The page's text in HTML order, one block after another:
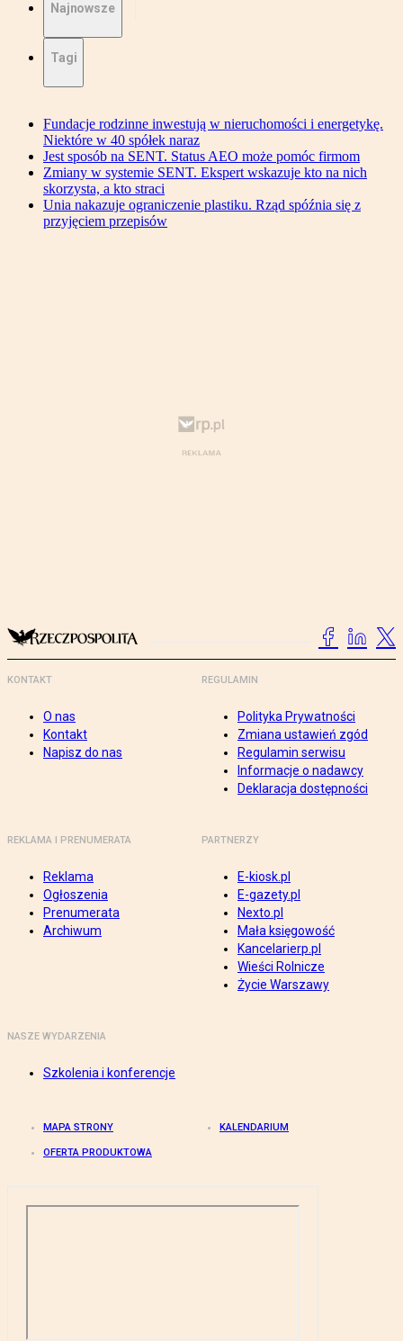
Najnowsze
Tagi
Fundacje rodzinne inwestują w nieruchomości i energetykę.
Niektóre w 40 spółek naraz
Jest sposób na SENT. Status AEO może pomóc firmom
Zmiany w systemie SENT. Ekspert wskazuje kto na nich
skorzysta, a kto straci
Unia nakazuje ograniczenie plastiku. Rząd spóźnia się z
przyjęciem przepisów
KONTAKT
O nas
Kontakt
Napisz do nas
REGULAMIN
Polityka Prywatności
Zmiana ustawień zgód
Regulamin serwisu
Informacje o nadawcy
Deklaracja dostępności
REKLAMA I PRENUMERATA
Reklama
Ogłoszenia
Prenumerata
Archiwum
PARTNERZY
E-kiosk.pl
E-gazety.pl
Nexto.pl
Mała księgowość
Kancelarierp.pl
Wieści Rolnicze
Życie Warszawy
NASZE WYDARZENIA
Szkolenia i konferencje
MAPA STRONY KALENDARIUM
OFERTA PRODUKTOWA